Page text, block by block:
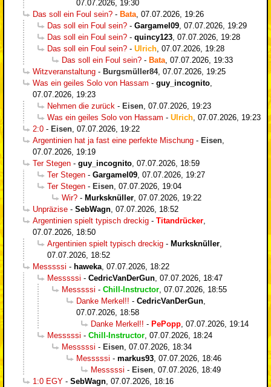
07.07.2026, 19:30
Das soll ein Foul sein? - Bata 07.07.2026, 19:26
Das soll ein Foul sein? - Gargamel09 07.07.2026, 19:29
Das soll ein Foul sein? - quincy123 07.07.2026, 19:28
Das soll ein Foul sein? - Ulrich 07.07.2026, 19:28
Das soll ein Foul sein? - Bata 07.07.2026, 19:33
Witzveranstaltung - Burgsmüller84, 07.07.2026, 19:25
Was ein geiles Solo von Hassam - guy_incognito
07.07.2026, 19:23
Nehmen die zurück - Eisen 07.07.2026, 19:23
Was ein geiles Solo von Hassam - Ulrich 07.07.2026, 19:23
2:0 - Eisen 07.07.2026, 19:22
Argentinien hat ja fast eine perfekte Mischung - Eisen
07.07.2026, 19:19
Ter Stegen - guy_incognito 07.07.2026, 18:59
Ter Stegen - Gargamel09 07.07.2026, 19:27
Ter Stegen - Eisen 07.07.2026, 19:04
Wir? - Murksknüller 07.07.2026, 19:22
Unpräzise - SebWagn 07.07.2026, 18:52
Argentinien spielt typisch dreckig - Titandrücker
07.07.2026, 18:50
Argentinien spielt typisch dreckig - Murksknüller
07.07.2026, 18:52
Messsssi - haweka 07.07.2026, 18:22
Messsssi - CedricVanDerGun 07.07.2026, 18:47
Messsssi - Chill-Instructor 07.07.2026, 18:55
Danke Merkel!! - CedricVanDerGun
07.07.2026, 18:58
Danke Merkel!! - PePopp 07.07.2026, 19:14
Messsssi - Chill-Instructor 07.07.2026, 18:24
Messsssi - Eisen 07.07.2026, 18:34
Messsssi - markus93 07.07.2026, 18:46
Messsssi - Eisen 07.07.2026, 18:49
1:0 EGY - SebWagn 07.07.2026, 18:16